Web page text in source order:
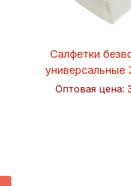
Салфетки
универсальные
Soft 50шт/упак.
Оптовая цена: